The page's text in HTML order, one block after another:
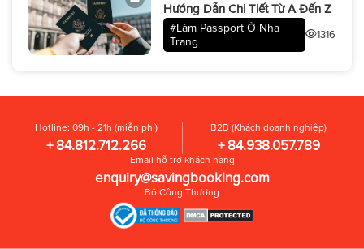
Hướng Dẫn Chi Tiết Từ A Đến Z
#Làm Passport Ở Nha
Trang
1316
Hotline: 09h - 21h (miễn phí)
+ 84.812.712.266
B2B (Khách doanh nghiệp)
+ 84.938.057.789
Email hỗ trợ khách hàng
enquiry@savingbooking.com
Bộ Công Thương